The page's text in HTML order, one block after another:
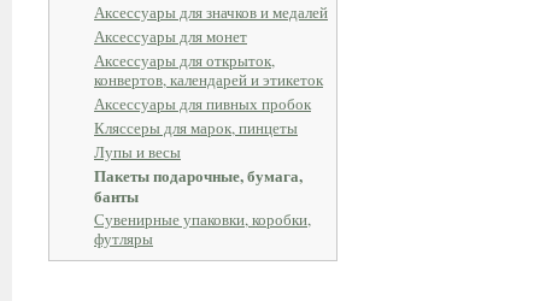
Аксессуары для значков и медалей
Аксессуары для монет
Аксессуары для открыток,
конвертов, календарей и этикеток
Аксессуары для пивных пробок
Кляссеры для марок, пинцеты
Лупы и весы
Пакеты подарочные, бумага,
банты
Сувенирные упаковки, коробки,
футляры